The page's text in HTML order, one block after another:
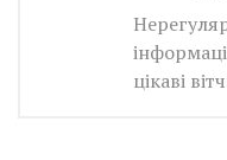
цікаві